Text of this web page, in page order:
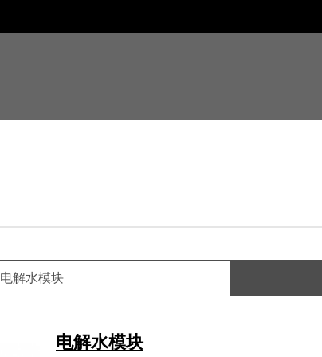
电解水模块
电解水模块